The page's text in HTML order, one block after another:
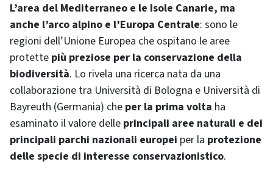
L’area del Mediterraneo e le Isole Canarie, ma
anche l’arco alpino e l’Europa Centrale: sono le
regioni dell’Unione Europea che ospitano le aree
protette più preziose per la conservazione della
biodiversità. Lo rivela una ricerca nata da una
collaborazione tra Università di Bologna e Università di
Bayreuth (Germania) che per la prima volta ha
esaminato il valore delle principali aree naturali e dei
principali parchi nazionali europei per la protezione
delle specie di interesse conservazionistico.